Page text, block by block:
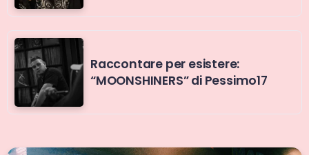
Raccontare per esistere:
“MOONSHINERS” di Pessimo17